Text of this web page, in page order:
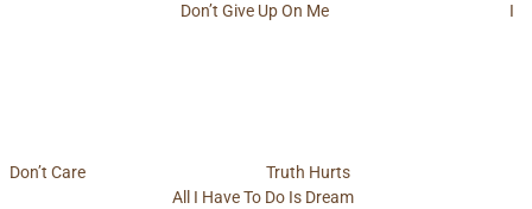
Don’t Give Up On Me I
Don’t Care
Truth Hurts
All I Have To Do Is Dream